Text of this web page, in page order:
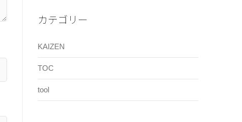
カテゴリー
KAIZEN
TOC
tool